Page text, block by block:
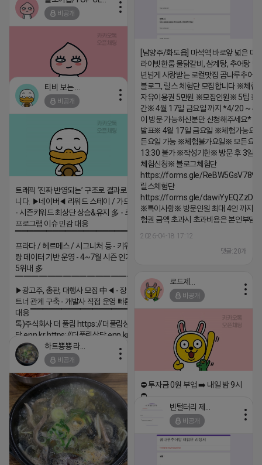
[남양주/화도읍] 마석역 바로앞 넓은 매
라이빗한룸 물닭갈비, 삼계탕, 추어탕 맛
년넘게 사랑받는 로컬맛집 곰나루추어
블로그, 릴스 체험단 모집합니다 ※체험
자유이용권 5만원 ※모집인원※ 5팀 ※
간※ 4월 17일 금요일 까지 *4/20 ~ 4/
이 방문 가능하신분만 신청해주세요* ※
발표※ 4월 17일 금요일 ※체험가능요
든요일 가능 ※체험불가요일※ 모든요
13:30 불가 ※작성기한※ 방문 후 3일
체험신청※ 블로그체험단
https://forms.gle/
릴스체험단
https://forms.gle/
※특이사항※ 방문인원 최대 4인 까지
험권 금액 초과시 초과비용은 본인부담
2026-04-18 17:12
댓글:20개
비공개
2026-04-18 17:05
비공개
트래픽 ‘진짜 반영되는’ 구조로 결과로 보여드립
니다. ▶네이버◀ 리워드 스테이 / 가드 / 자몽 등
- 시즌키워드 최상단 상승&유지 多 - 로직변화,
프로그램 이슈 민감 대응
▔▔▔▔▔▔▔▔▔▔▔▔▔▔▔▔▔▔ ▶쿠팡◀
프라다 / 헤르메스 / 시그니처 등 - 키워드 검색
량 데이터 기반 운영 - 4~7월 시즌 인기 키워드
5위내 多
▔▔▔▔▔▔▔▔▔▔▔▔▔▔▔▔▔▔
▶광고주, 총판, 대행사 모집 中◀ - 장기 협업 파
트너 관계 구축 - 개발사 직접 운영 빠른 피드백
대응 ▔▔▔▔▔▔▔▔▔▔▔▔▔▔▔▔▔▔ (카
톡)주식회사 더 풀림 https://더풀림상
담.enn.kr https://더풀림상담.enn.kr
2026-04-18 17:26
비공개
⛔️ 투자금 0원 부업 ➡️ 내일 밤 9시
⛔️
2026-04-18 17:23
하트뿅뿅 라이언
비공개
비공개